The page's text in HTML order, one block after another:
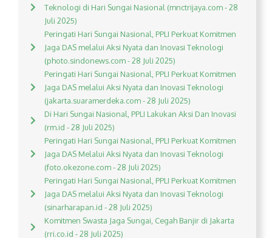
Teknologi di Hari Sungai Nasional (mnctrijaya.com - 28
Juli 2025)
Peringati Hari Sungai Nasional, PPLI Perkuat Komitmen
Jaga DAS melalui Aksi Nyata dan Inovasi Teknologi
(photo.sindonews.com - 28 Juli 2025)
Peringati Hari Sungai Nasional, PPLI Perkuat Komitmen
Jaga DAS melalui Aksi Nyata dan Inovasi Teknologi
(jakarta.suaramerdeka.com - 28 Juli 2025)
Di Hari Sungai Nasional, PPLI Lakukan Aksi Dan Inovasi
(rm.id - 28 Juli 2025)
Peringati Hari Sungai Nasional, PPLI Perkuat Komitmen
Jaga DAS Melalui Aksi Nyata dan Inovasi Teknologi
(foto.okezone.com - 28 Juli 2025)
Peringati Hari Sungai Nasional, PPLI Perkuat Komitmen
Jaga DAS melalui Aksi Nyata dan Inovasi Teknologi
(sinarharapan.id - 28 Juli 2025)
Komitmen Swasta Jaga Sungai, Cegah Banjir di Jakarta
(rri.co.id - 28 Juli 2025)